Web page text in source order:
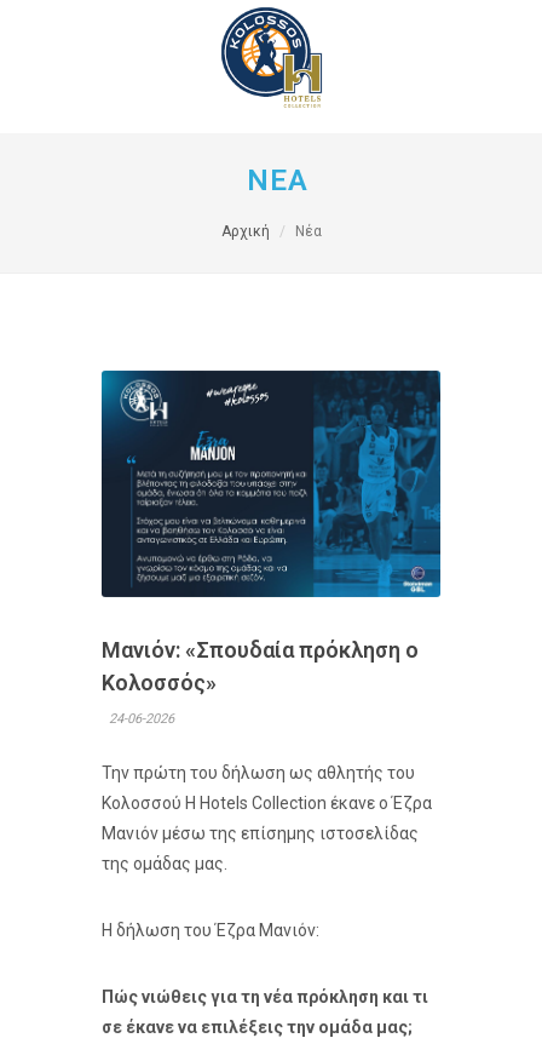
ΝΕΑ
Αρχική Νέα
Μανιόν: «Σπουδαία πρόκληση ο
Κολοσσός»
24-06-2026
Την πρώτη του δήλωση ως αθλητής του
Κολοσσού H Hotels Collection έκανε ο Έζρα
Μανιόν μέσω της επίσημης ιστοσελίδας
της ομάδας μας.
Η δήλωση του Έζρα Μανιόν:
Πώς νιώθεις για τη νέα πρόκληση και τι
σε έκανε να επιλέξεις την ομάδα μας;